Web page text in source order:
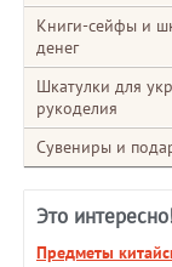
Книги-сейфы и
денег
Шкатулки для
рукоделия
Сувениры и
Это
Предметы